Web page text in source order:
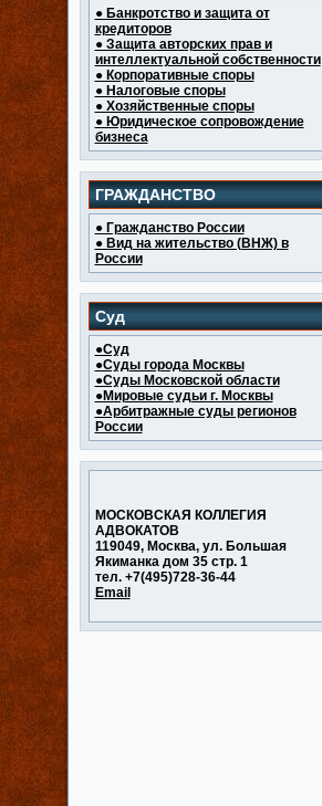
● Банкротство и защита от
кредиторов
● Защита авторских прав и
интеллектуальной собственности
● Корпоративные споры
● Налоговые споры
● Хозяйственные споры
● Юридическое сопровождение
бизнеса
ГРАЖДАНСТВО
● Гражданство России
● Вид на жительство (ВНЖ) в
России
Суд
●Суд
●Суды города Москвы
●Суды Московской области
●Мировые судьи г. Москвы
●Арбитражные суды регионов
России
МОСКОВСКАЯ КОЛЛЕГИЯ
АДВОКАТОВ
119049, Москва, ул. Большая
Якиманка дом 35 стр. 1
тел. +7(495)728-36-44
Email